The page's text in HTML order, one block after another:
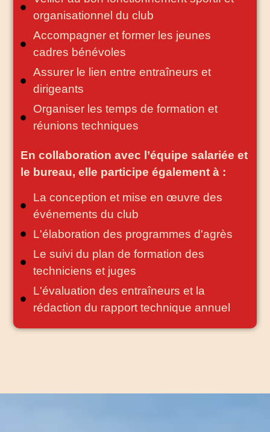
organisationnel du club
Accompagner et former les jeunes
cadres bénévoles
Assurer le lien entre entraîneurs et
dirigeants
Organiser les temps de formation et
réunions techniques
En collaboration avec l’équipe salariée et
le bureau, elle participe également à :
La conception et mise en œuvre des
événements du club
L'élaboration des programmes d'agrès
Le suivi du plan de formation des
techniciens et juges
L'évaluation des entraîneurs et la
rédaction du rapport technique annuel